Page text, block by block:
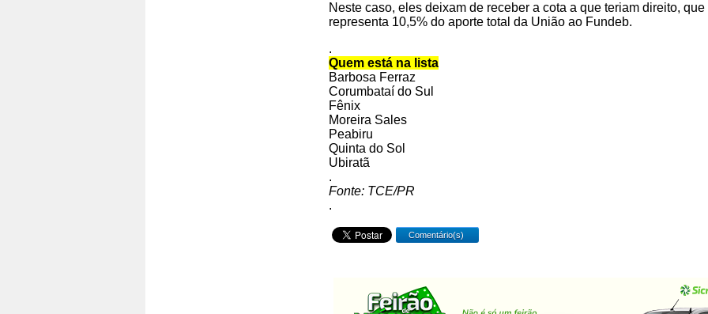
Neste caso, eles deixam de receber a cota a que teriam direito, que
representa 10,5% do aporte total da União ao Fundeb.
.
Quem está na lista
Barbosa Ferraz
Corumbataí do Sul
Fênix
Moreira Sales
Peabiru
Quinta do Sol
Ubiratã
.
Fonte: TCE/PR
.
Comentário(s)